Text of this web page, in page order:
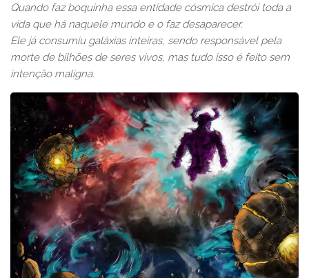
Quando faz boquinha essa entidade cósmica destrói toda a
vida que há naquele mundo e o faz desaparecer.
Ele já consumiu galáxias inteiras, sendo responsável pela
morte de bilhões de seres vivos, mas tudo isso é feito sem
intenção maligna.